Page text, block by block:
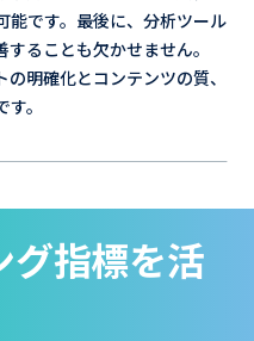
能です。最後に、分析ツール
ることも欠かせません。
明確化とコンテンツの質、
。
グ指標を活